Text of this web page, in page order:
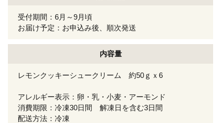
受付期間：6月～9月頃
お届け予定：お申込み後、順次発送
内容量
レモンクッキーシュークリーム 約50ｇｘ6
アレルギー表示：卵・乳・小麦・アーモンド
消費期限：冷凍30日間 解凍日を含む3日間
配送方法：冷凍